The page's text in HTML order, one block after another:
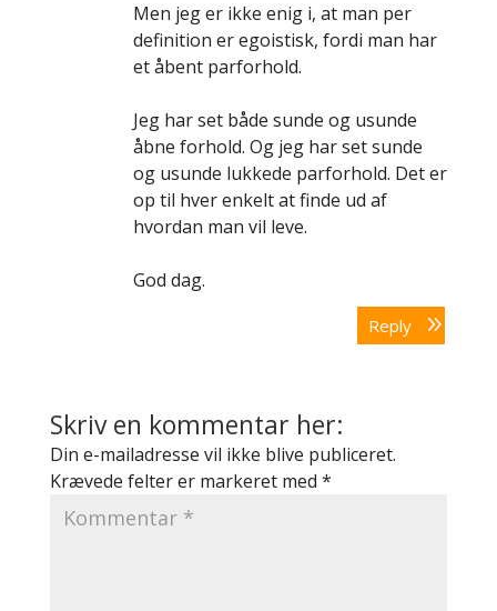
Men jeg er ikke enig i, at man per
definition er egoistisk, fordi man har
et åbent parforhold.
Jeg har set både sunde og usunde
åbne forhold. Og jeg har set sunde
og usunde lukkede parforhold. Det er
op til hver enkelt at finde ud af
hvordan man vil leve.
God dag.
Reply
Skriv en kommentar her:
Din e-mailadresse vil ikke blive publiceret.
Krævede felter er markeret med *